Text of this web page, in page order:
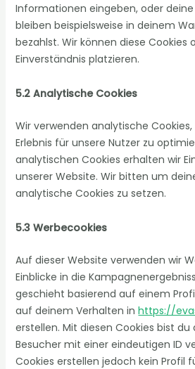
Informationen eingeben, oder
bleiben beispielsweise in deinem
bezahlst. Wir können diese Cookies
Einverständnis platzieren.
5.2 Analytische Cookies
Wir verwenden analytische
Erlebnis für unsere Nutzer zu
analytischen Cookies erhalten wir
unserer Website. Wir bitten um
analytische Cookies zu setzen.
5.3 Werbecookies
Auf dieser Website verwenden wir
Einblicke in die
geschieht basierend auf einem
auf deinem Verhalten inhttps://
erstellen. Mit diesen Cookies bist du
Besucher mit einer eindeutigen ID
Cookies erstellen jedoch kein Profil